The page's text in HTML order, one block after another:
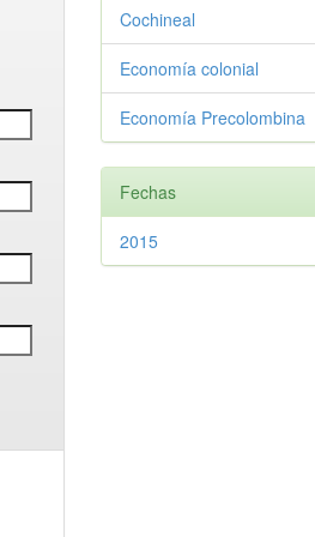
Cochineal
Economía colonial
Economía Precolombina
Fechas
2015